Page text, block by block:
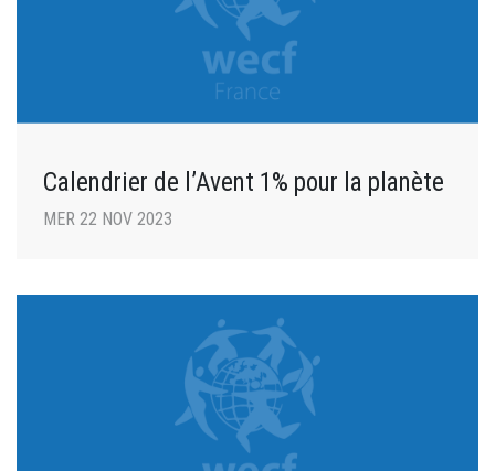
Calendrier de l’Avent 1% pour la planète
MER 22 NOV 2023